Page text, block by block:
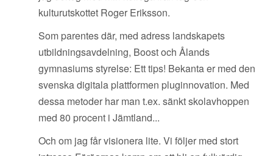
kulturutskottet Roger Eriksson.
Som parentes där, med adress landskapets
utbildningsavdelning, Boost och Ålands
gymnasiums styrelse: Ett tips! Bekanta er med den
svenska digitala plattformen pluginnovation. Med
dessa metoder har man t.ex. sänkt skolavhoppen
med 80 procent i Jämtland...
Och om jag får visionera lite. Vi följer med stort